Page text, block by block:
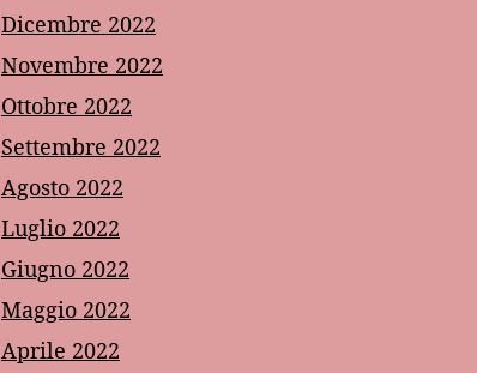
Dicembre 2022
Novembre 2022
Ottobre 2022
Settembre 2022
Agosto 2022
Luglio 2022
Giugno 2022
Maggio 2022
Aprile 2022